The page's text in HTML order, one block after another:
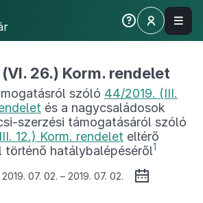
(VI. 26.) Korm. rendelet
szóló 44/2019. (III.
és a nagycsaládosok
szerzési támogatásáról szóló
12.) Korm. rendelet eltérő
történő hatálybalépéséről1
07. 02. – 2019. 07. 02.